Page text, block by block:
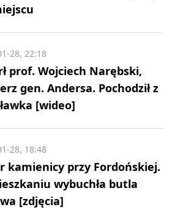
prof. Wojciech Narębski,
gen. Andersa. Pochodził z
[wideo]
28, 22:18
kamienicy przy Fordońskiej.
wybuchła butla
[zdjęcia]
28, 18:48